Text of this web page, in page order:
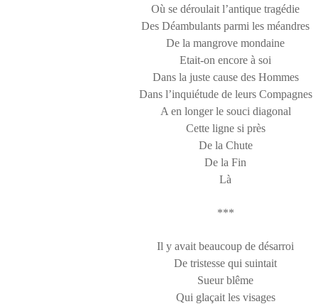
Où se déroulait l’antique tragédie
Des Déambulants parmi les méandres
De la mangrove mondaine
Etait-on encore à soi
Dans la juste cause des Hommes
Dans l’inquiétude de leurs Compagnes
A en longer le souci diagonal
Cette ligne si près
De la Chute
De la Fin
Là
***
Il y avait beaucoup de désarroi
De tristesse qui suintait
Sueur blême
Qui glaçait les visages